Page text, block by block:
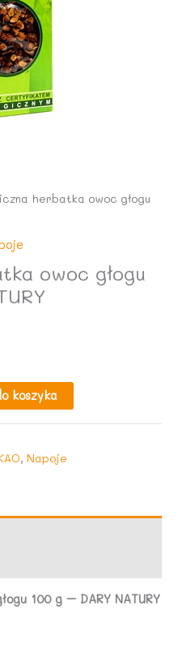
herbatka owoc głogu
owoc głogu
koszyka
, Napoje
100 g – DARY NATURY